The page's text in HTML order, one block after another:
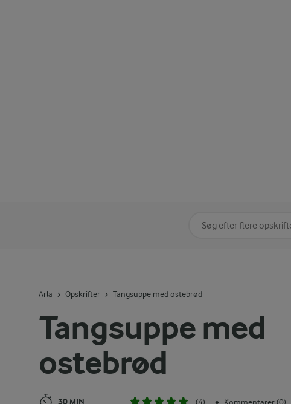
Tangsuppe med
ostebrød
30 MIN (4) Kommentarer (0)
Arla Opskrifter Tangsuppe med ostebrød
Søg på kategori